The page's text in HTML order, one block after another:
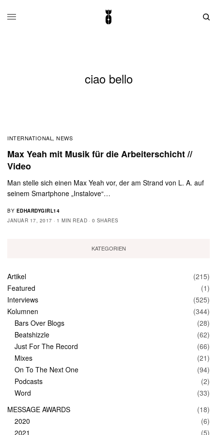
ciao bello
INTERNATIONAL ,NEWS
Max Yeah mit Musik für die Arbeiterschicht //
Video
Man stelle sich einen Max Yeah vor, der am Strand von L. A. auf
seinem Smartphone „Instalove“…
BY EDHARDYGIRL14
JANUAR 17, 2017
1 MIN READ 0 SHARES
KATEGORIEN
Artikel
(215)
Featured
(1)
Interviews
(525)
Kolumnen
(344)
Bars Over Blogs
(28)
Beatshizzle
(62)
Just For The Record
(66)
Mixes
(21)
On To The Next One
(94)
Podcasts
(2)
Word
(33)
MESSAGE AWARDS
(18)
2020
(6)
2021
(5)